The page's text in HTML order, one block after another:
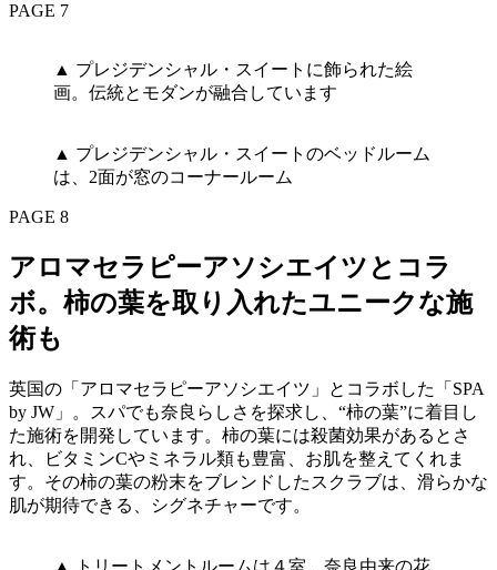
PAGE 7
▲ プレジデンシャル・スイートに飾られた絵
画。伝統とモダンが融合しています
▲ プレジデンシャル・スイートのベッドルーム
は、2面が窓のコーナールーム
PAGE 8
アロマセラピーアソシエイツとコラ
ボ。柿の葉を取り入れたユニークな施
術も
英国の「アロマセラピーアソシエイツ」とコラボした「SPA
by JW」。スパでも奈良らしさを探求し、“柿の葉”に着目し
た施術を開発しています。柿の葉には殺菌効果があるとさ
れ、ビタミンCやミネラル類も豊富、お肌を整えてくれま
す。その柿の葉の粉末をブレンドしたスクラブは、滑らかな
肌が期待できる、シグネチャーです。
▲ トリートメントルームは４室。奈良由来の花